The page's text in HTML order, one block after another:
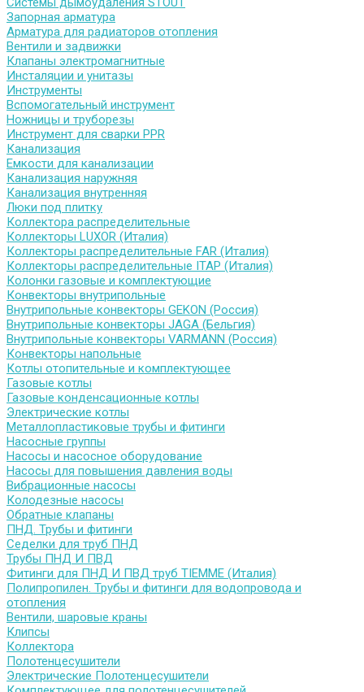
Запорная арматура
Арматура для радиаторов отопления
Вентили и задвижки
Клапаны электромагнитные
Инсталяции и унитазы
Инструменты
Вспомогательный инструмент
Ножницы и труборезы
Инструмент для сварки PPR
Канализация
Емкости для канализации
Канализация наружняя
Канализация внутренняя
Люки под плитку
Коллектора распределительные
Коллекторы LUXOR (Италия)
Коллекторы распределительные FAR (Италия)
Коллекторы распределительные ITAP (Италия)
Колонки газовые и комплектующие
Конвекторы внутрипольные
Внутрипольные конвекторы GEKON (Россия)
Внутрипольные конвекторы JAGA (Бельгия)
Внутрипольные конвекторы VARMANN (Россия)
Конвекторы напольные
Котлы отопительные и комплектующее
Газовые котлы
Газовые конденсационные котлы
Электрические котлы
Металлопластиковые трубы и фитинги
Насосные группы
Насосы и насосное оборудование
Насосы для повышения давления воды
Вибрационные насосы
Колодезные насосы
Обратные клапаны
ПНД. Трубы и фитинги
Седелки для труб ПНД
Трубы ПНД И ПВД
Фитинги для ПНД И ПВД труб TIEMME (Италия)
Полипропилен. Трубы и фитинги для водопровода и
отопления
Вентили, шаровые краны
Клипсы
Коллектора
Полотенцесушители
Электрические Полотенцесушители